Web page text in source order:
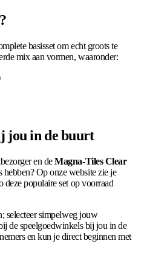
basisset om echt groots te
mix aan vormen, waaronder:
jou in de buurt
en deMagna-Tiles Clear
Op onze website zie je
populaire set op voorraad
selecteer simpelweg jouw
de speelgoedwinkels bij jou in de
en kun je direct beginnen met